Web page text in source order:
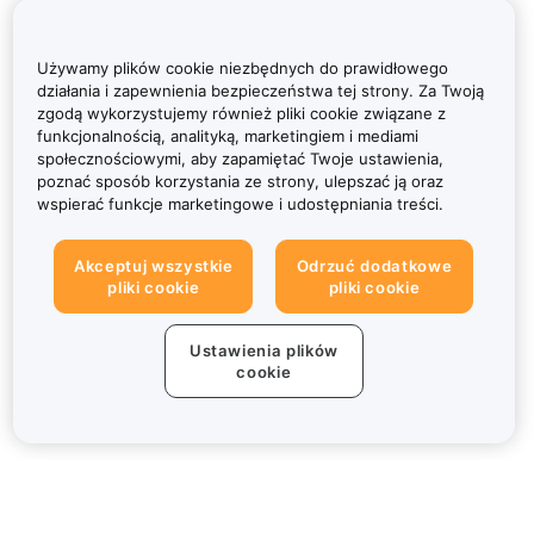
Używamy plików cookie niezbędnych do prawidłowego
działania i zapewnienia bezpieczeństwa tej strony. Za Twoją
zgodą wykorzystujemy również pliki cookie związane z
funkcjonalnością, analityką, marketingiem i mediami
społecznościowymi, aby zapamiętać Twoje ustawienia,
poznać sposób korzystania ze strony, ulepszać ją oraz
wspierać funkcje marketingowe i udostępniania treści.
Akceptuj wszystkie
pliki cookie
Odrzuć dodatkowe
pliki cookie
Ustawienia plików
cookie